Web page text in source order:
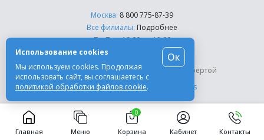
© Компания «Эль-Дент», 2003-2026
Цены на сайте не являются публичной офертой
Разработка сайта -Moscow Dynamics
Москва: 8 800 775-87-39
Все филиалы: Подробнее
Пн-Пт, с 10:00 до 18:00
Использование cookies
Мы используем cookies. Продолжая
использовать сайт, вы соглашаетесь с
политикой обработки файлов cookie.
Ок
Главная Меню
0
Корзина Кабинет Контакты